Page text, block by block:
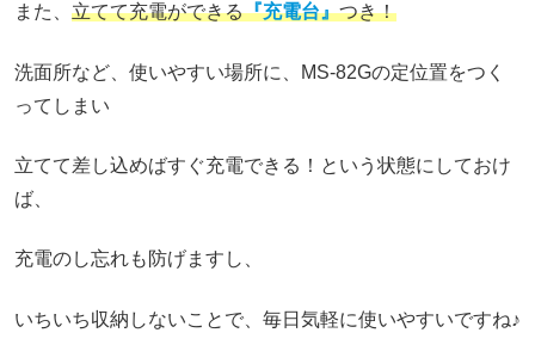
また、 立てて充電ができる『充電台』つき！
洗面所など、使いやすい場所に、MS-82Gの定位置をつく
ってしまい
立てて差し込めばすぐ充電できる！という状態にしておけ
ば、
充電のし忘れも防げますし、
いちいち収納しないことで、毎日気軽に使いやすいですね♪